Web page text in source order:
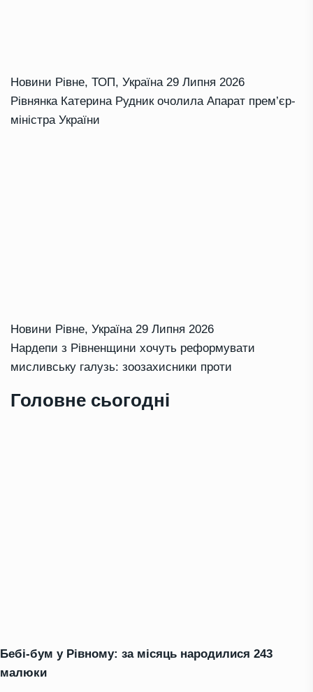
Новини Рівне, ТОП, Україна 29 Липня 2026
Рівнянка Катерина Рудник очолила Апарат прем’єр-
міністра України
Новини Рівне, Україна 29 Липня 2026
Нардепи з Рівненщини хочуть реформувати
мисливську галузь: зоозахисники проти
Головне сьогодні
Бебі-бум у Рівному: за місяць народилися 243
малюки